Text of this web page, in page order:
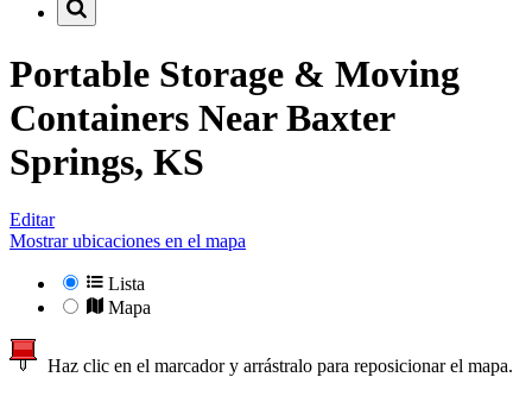
Portable Storage & Moving
Containers NearBaxter
Springs, KS
Editar
Mostrar ubicaciones en el mapa
Lista
Mapa
Haz clic en el marcador y arrástralo para reposicionar el mapa.